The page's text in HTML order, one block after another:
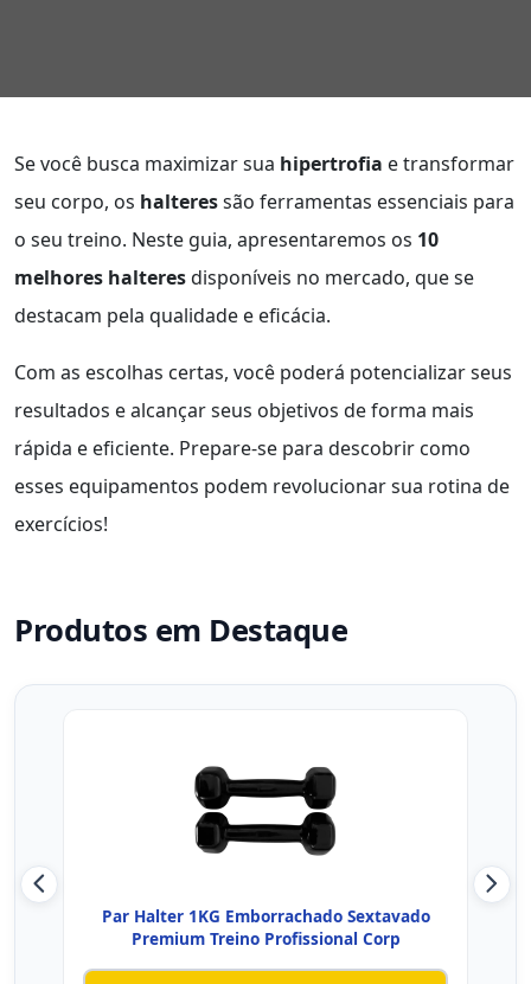
Se você busca maximizar sua hipertrofia e transformar
seu corpo, os halteressão ferramentas essenciais para
o seu treino. Neste guia, apresentaremos os 10
melhores halteresdisponíveis no mercado, que se
destacam pela qualidade e eficácia.
Com as escolhas certas, você poderá potencializar seus
resultados e alcançar seus objetivos de forma mais
rápida e eficiente. Prepare-se para descobrir como
esses equipamentos podem revolucionar sua rotina de
exercícios!
Produtos em Destaque
Par Halter 1KG Emborrachado Sextavado
Premium Treino Profissional Corp